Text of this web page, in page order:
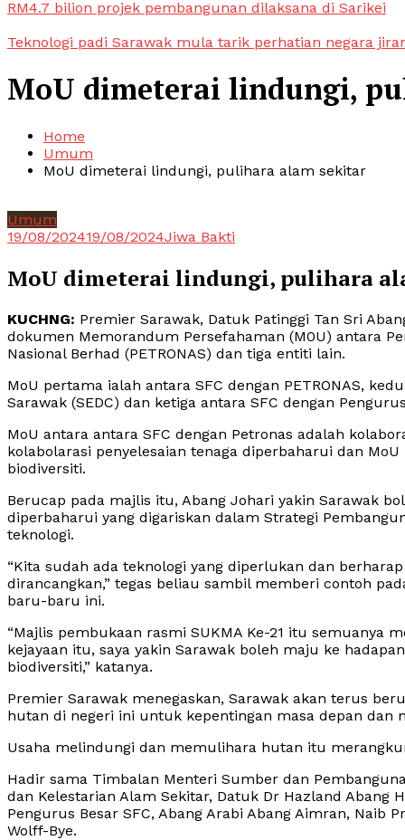
RM4.7 bilion projek pembangunan dilaksana di Sarikei
Teknologi padi Sarawak mula tarik perhatian negara
MoU dimeterai lindungi,
Home
Umum
MoU dimeterai lindungi, pulihara alam sekitar
Umum
19/08/202419/08/2024Jiwa Bakti
MoU dimeterai lindungi, pulihara
KUCHNG: Premier Sarawak, Datuk Patinggi Tan Sri
dokumen Memorandum Persefahaman (M0U) antara
Nasional Berhad (PETRONAS) dan tiga entiti lain.
MoU pertama ialah antara SFC dengan PETRONAS,
Sarawak (SEDC) dan ketiga antara SFC dengan
MoU antara antara SFC dengan Petronas adalah
kolabolarasi penyelesaian tenaga diperbaharui dan
biodiversiti.
Berucap pada majlis itu, Abang Johari yakin Sarawak
diperbaharui yang digariskan dalam Strategi
teknologi.
“Kita sudah ada teknologi yang diperlukan dan
dirancangkan,” tegas beliau sambil memberi contoh
baru-baru ini.
“Majlis pembukaan rasmi SUKMA Ke-21 itu semuanya
kejayaan itu, saya yakin Sarawak boleh maju ke
biodiversiti,” katanya.
Premier Sarawak menegaskan, Sarawak akan terus
hutan di negeri ini untuk kepentingan masa depan
Usaha melindungi dan memulihara hutan itu
Hadir sama Timbalan Menteri Sumber dan
dan Kelestarian Alam Sekitar, Datuk Dr Hazland Abang
Pengurus Besar SFC, Abang Arabi Abang Aimran, Naib
Wolff-Bye.